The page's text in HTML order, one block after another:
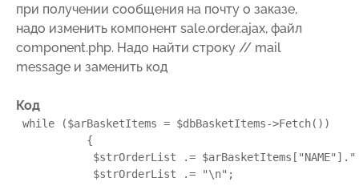
при получении сообщения на почту о заказе,
надо изменить компонент sale.order.ajax, файл
component.php. Надо найти строку // mail
message и заменить код
Код
while ($arBasketItems = $dbBasketItems->Fetch())
{
$strOrderList .= $arBasketItems [ "NAME" ].
$strOrderList .= "\n" ;